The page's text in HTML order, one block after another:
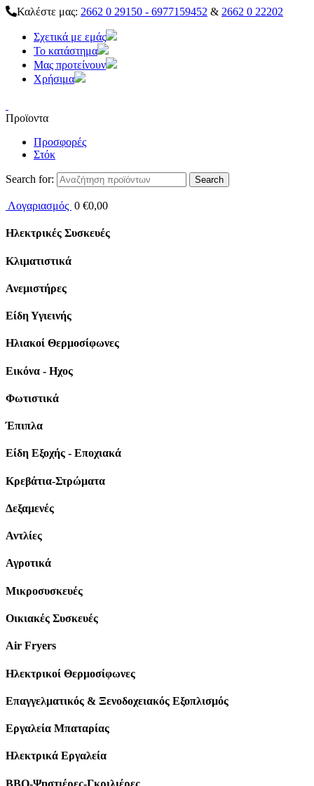
Καλέστε μας: 2662 0 29150 - 6977159452 & 2662 0 22202
Σχετικά με εμάς
Το κατάστημα
Μας προτείνουν
Χρήσιμα
Προϊοντα
Προσφορές
Στόκ
Search for:
Λογαριασμός 0 €0,00
Ηλεκτρικές Συσκευές
Κλιματιστικά
Ανεμιστήρες
Είδη Υγιεινής
Ηλιακοί Θερμοσίφωνες
Εικόνα - Ηχος
Φωτιστικά
Έπιπλα
Είδη Εξοχής - Εποχιακά
Κρεβάτια-Στρώματα
Δεξαμενές
Αντλίες
Αγροτικά
Μικροσυσκευές
Οικιακές Συσκευές
Air Fryers
Ηλεκτρικοί Θερμοσίφωνες
Επαγγελματικός & Ξενοδοχειακός Εξοπλισμός
Εργαλεία Μπαταρίας
Ηλεκτρικά Εργαλεία
BBQ-Ψηστιέρες-Γκριλιέρες